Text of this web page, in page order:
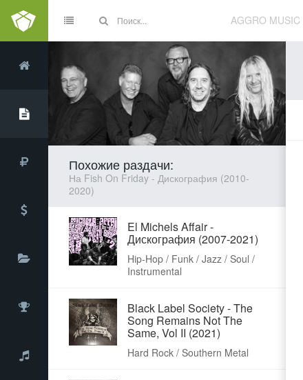
AGGRO MUSIC
Похожие раздачи:
На Fish On Friday - Дискография (2010-
2020)
El Michels Affair -
Дискография (2007-2021)
Hip-Hop / Funk / Jazz / Soul /
Instrumental
Black Label Society - The
Song Remains Not The
Same, Vol II (2021)
Hard Rock / Southern Metal